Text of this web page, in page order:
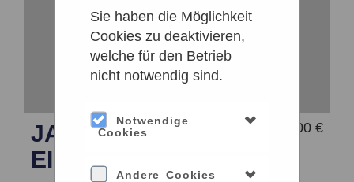
Sie haben die Möglichkeit
Cookies zu deaktivieren,
welche für den Betrieb
nicht notwendig sind.
Notwendige
Cookies
Andere Cookies
119,00 €
JAHRESKARTE FÜR
EINE FAMILIE (DIGITAL)